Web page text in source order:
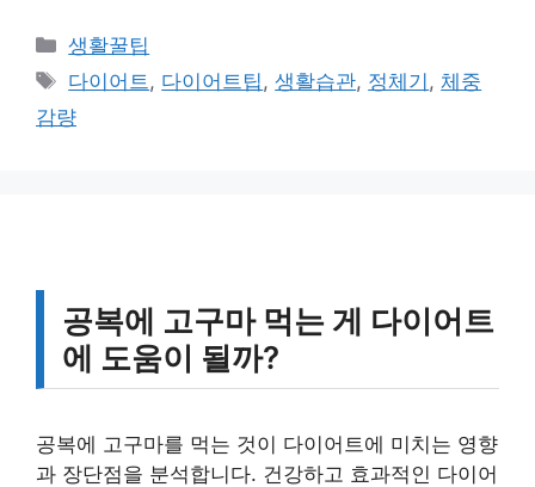
카
테
고
리
생활꿀팁
태
그
다이어트 , 다이어트팁 ,생활습관, 정체기 , 체중
감량
공복에 고구마 먹는 게 다이어트
에 도움이 될까?
공복에 고구마를 먹는 것이 다이어트에 미치는 영향
과 장단점을 분석합니다. 건강하고 효과적인 다이어